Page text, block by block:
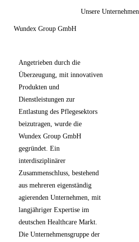
Unsere Unternehmen
Wundex Group GmbH
Angetrieben durch die
Überzeugung, mit innovativen
Produkten und
Dienstleistungen zur
Entlastung des Pflegesektors
beizutragen, wurde die
Wundex Group GmbH
gegründet. Ein
interdisziplinärer
Zusammenschluss, bestehend
aus mehreren eigenständig
agierenden Unternehmen, mit
langjähriger Expertise im
deutschen Healthcare Markt.
Die Unternehmensgruppe der